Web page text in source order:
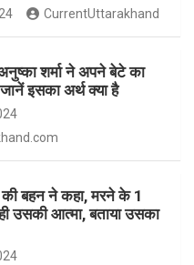
CurrentUttarakhand
शर्मा ने अपने बेटे का
इसका अर्थ क्‍या है
बहन ने कहा, मरने के 1
उसकी आत्मा, बताया उसका